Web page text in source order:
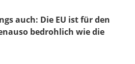
auch: Die EU ist für den
bedrohlich wie die